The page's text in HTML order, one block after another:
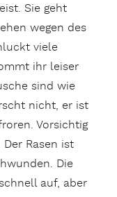
Sie geht
wegen des
viele
ihr leiser
sind wie
nicht, er ist
Vorsichtig
Rasen ist
Die
auf, aber